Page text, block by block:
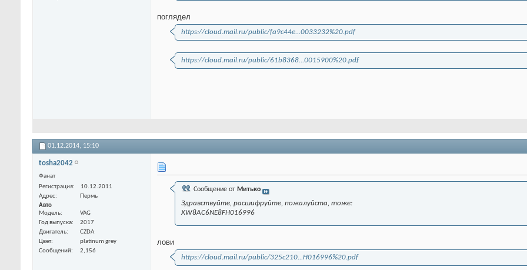
поглядел
https://cloud.mail.ru/public/fa9c44e...0033232%20.pdf
https://cloud.mail.ru/public/61b8368...0015900%20.pdf
01.12.2014, 15:10
tosha2042
Фанат
Регистрация
10.12.2011
Адрес
Пермь
Авто
Модель
VAG
Год выпуска
2017
Двигатель
CZDA
Цвет
platinum grey
Сообщений
2,156
Сообщение от Митько
Здравствуйте, расшифруйте, пожалуйста, тоже:
XW8AC6NE8FH016996
лови
https://cloud.mail.ru/public/325c210...H016996%20.pdf